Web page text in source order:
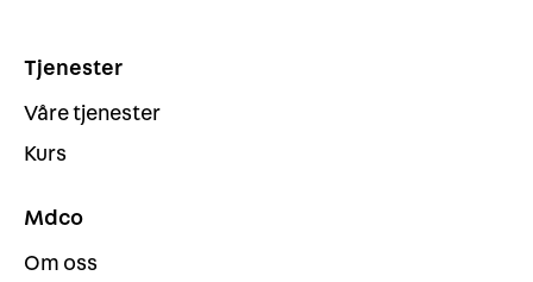
Tjenester
Våre tjenester
Kurs
Mdco
Om oss